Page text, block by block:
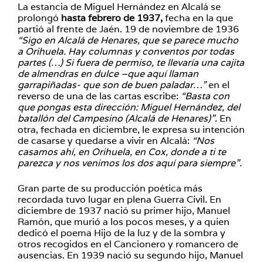
La estancia de Miguel Hernández en Alcalá se
prolongó hasta febrero de 1937,fecha en la que
partió al frente de Jaén. 19 de noviembre de 1936
“Sigo en Alcalá de Henares, que se parece mucho
a Orihuela. Hay columnas y conventos por todas
partes (…) Si fuera de permiso, te llevaría una cajita
de almendras en dulce –que aquí llaman
garrapiñadas- que son de buen paladar…”en el
reverso de una de las cartas escribe: “Basta con
que pongas esta dirección: Miguel Hernández, del
batallón del Campesino (Alcalá de Henares)”. En
otra, fechada en diciembre, le expresa su intención
de casarse y quedarse a vivir en Alcalá: “Nos
casamos ahí, en Orihuela, en Cox, donde a ti te
parezca y nos venimos los dos aquí para siempre”.
Gran parte de su producción poética más
recordada tuvo lugar en plena Guerra Civil. En
diciembre de 1937 nació su primer hijo, Manuel
Ramón, que murió a los pocos meses, y a quien
dedicó el poema Hijo de la luz y de la sombra y
otros recogidos en el Cancionero y romancero de
ausencias. En 1939 nació su segundo hijo, Manuel